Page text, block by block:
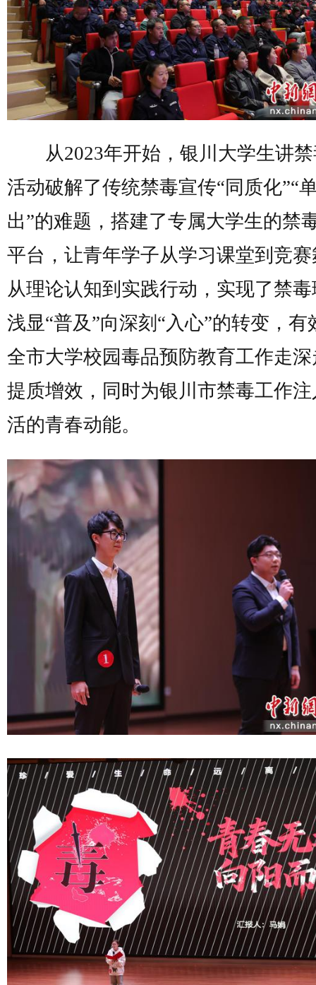
从2023年开始，银川大学生讲禁
活动破解了传统禁毒宣传“同质化”“
出”的难题，搭建了专属大学生的禁
平台，让青年学子从学习课堂到竞
从理论认知到实践行动，实现了禁
浅显“普及”向深刻“入心”的转变，有
全市大学校园毒品预防教育工作走
提质增效，同时为银川市禁毒工作
活的青春动能。